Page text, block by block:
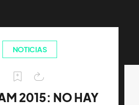
NOTICIAS
2015: NO HAY